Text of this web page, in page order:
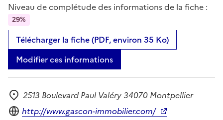
Niveau de complétude des informations de la fiche :
29%
Télécharger la fiche (PDF, environ 35 Ko)
Modifier ces informations
Adresse
2513 Boulevard Paul Valéry 34070 Montpellier
Site internet
http://www.gascon-immobilier.com/